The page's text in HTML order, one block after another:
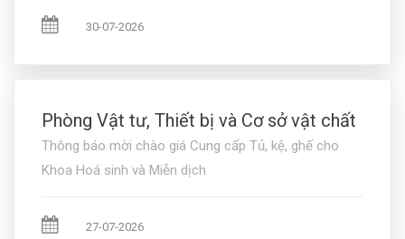
30-07-2026
Phòng Vật tư, Thiết bị và Cơ sở vật chất
Thông báo mời chào giá Cung cấp Tủ, kệ, ghế cho
Khoa Hoá sinh và Miễn dịch
27-07-2026